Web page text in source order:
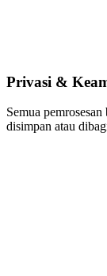
Privasi &
Semua
disimpan atau